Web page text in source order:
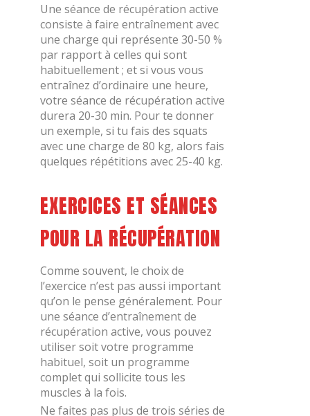
Une séance de récupération active
consiste à faire entraînement avec
une charge qui représente 30-50 %
par rapport à celles qui sont
habituellement ; et si vous vous
entraînez d’ordinaire une heure,
votre séance de récupération active
durera 20-30 min. Pour te donner
un exemple, si tu fais des squats
avec une charge de 80 kg, alors fais
quelques répétitions avec 25-40 kg.
EXERCICES ET SÉANCES
POUR LA RÉCUPÉRATION
Comme souvent, le choix de
l’exercice n’est pas aussi important
qu’on le pense généralement. Pour
une séance d’entraînement de
récupération active, vous pouvez
utiliser soit votre programme
habituel, soit un programme
complet qui sollicite tous les
muscles à la fois.
Ne faites pas plus de trois séries de